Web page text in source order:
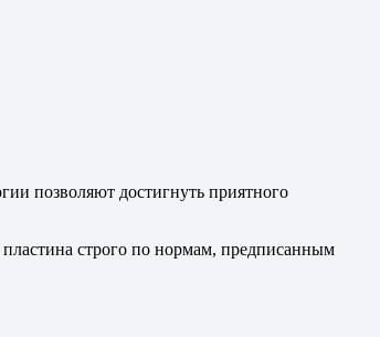
позволяют достигнуть приятного
пластина строго по нормам, предписанным